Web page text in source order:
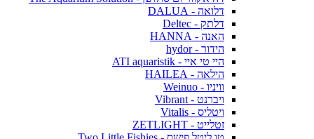
דלואה - DALUA
דלתק - Deltec
האנה - HANNA
הידור - hydor
היי טי איי - ATI aquaristik
הילאה - HAILEA
וויניו - Weinuo
ויברנט - Vibrant
ויטליס - Vitalis
זטלייט - ZETLIGHT